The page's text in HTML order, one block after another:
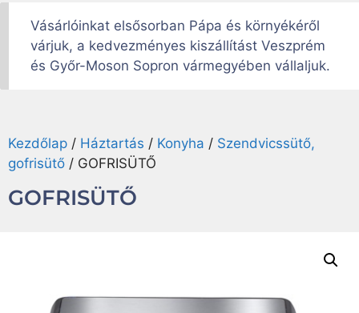
Vásárlóinkat elsősorban Pápa és környékéről
várjuk, a kedvezményes kiszállítást Veszprém
és Győr-Moson Sopron vármegyében vállaljuk.
Kezdőlap / Háztartás / Konyha / Szendvicssütő,
gofrisütő / GOFRISÜTŐ
GOFRISÜTŐ